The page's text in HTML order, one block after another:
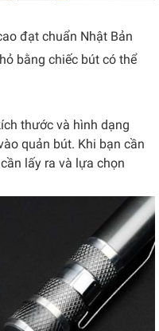
đạt chuẩn Nhật Bản
bằng chiếc bút có thể
thước và hình dạng
quản bút. Khi bạn cần
lấy ra và lựa chọn